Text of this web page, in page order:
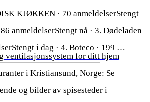
ventilasjonssystem for ditt hjem
KJØKKEN · 70 anmeldelserStengt
anmeldelserStengt nå · 3. Dødeladen
i dag · 4. Boteco · 199 …
i Kristiansund, Norge: Se
og bilder av spisesteder i